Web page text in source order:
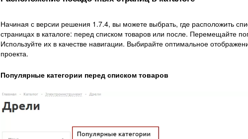
Начиная с версии решения 1.7.4, вы можете выбрать, где расположить
страницах в каталоге: перед списком товаров или после. Перемещайте
Используйте их в качестве навигации. Выбирайте оптимальное
проекта.
Популярные категории перед списком товаров